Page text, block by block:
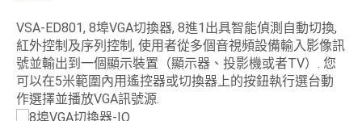
VSA-ED801, 8埠VGA切換器, 8進1出具智能偵測自動切換,
紅外控制及序列控制, 使用者從多個音視頻設備輸入影像訊
號並輸出到一個顯示裝置（顯示器、投影機或者TV）. 您
可以在5米範圍內用遙控器或切換器上的按鈕執行選台動
作選擇並播放VGA訊號源.